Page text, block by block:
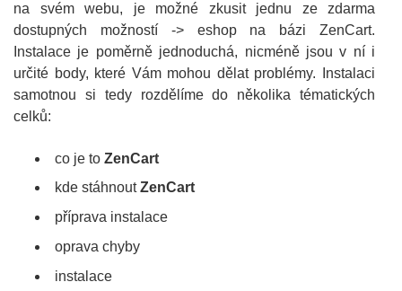
na svém webu, je možné zkusit jednu ze zdarma
dostupných možností -> eshop na bázi ZenCart.
Instalace je poměrně jednoduchá, nicméně jsou v ní i
určité body, které Vám mohou dělat problémy. Instalaci
samotnou si tedy rozdělíme do několika tématických
celků:
co je toZenCart
kde stáhnoutZenCart
příprava instalace
oprava chyby
instalace